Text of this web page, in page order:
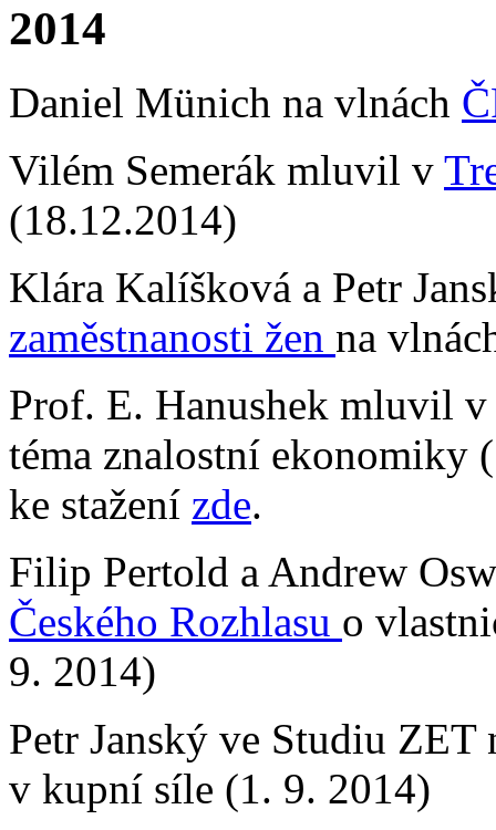
2014
Daniel Münich na vlnách
Vilém Semerák mluvil v
(18.12.2014)
Klára Kalíšková a Petr
zaměstnanosti žen na
Prof. E. Hanushek mluvil v
téma znalostní ekonomiky
ke stažení zde.
Filip Pertold a Andrew
Českého Rozhlasu o
9. 2014)
Petr Janský ve Studiu
v kupní síle (1. 9. 2014)